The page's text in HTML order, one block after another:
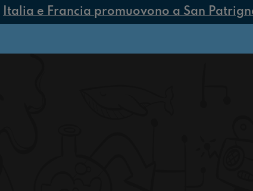
Italia e Francia promuovono a San